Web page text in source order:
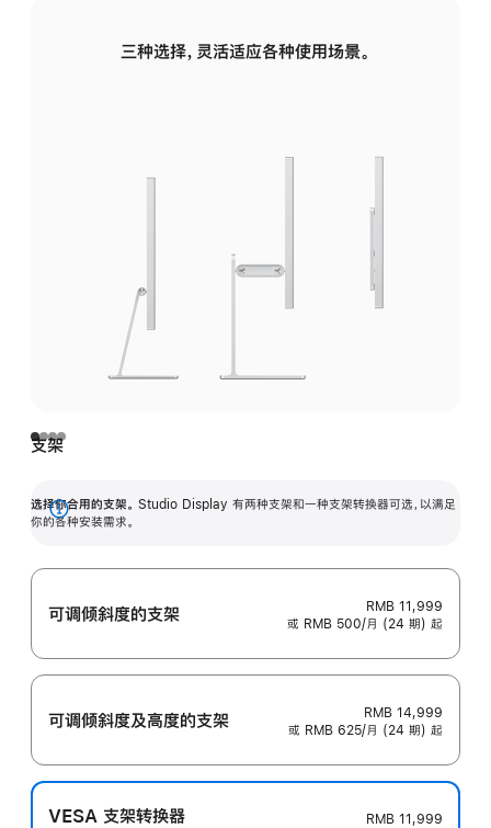
三种选择，灵活适应各种使用场景。
支架
选择你合用的支架。 Studio Display 有两种支架和一种支架转换器可选，以满足
你的各种安装需求。
展
可调倾斜度的支架
RMB 11,999
或 RMB 500/月 (24 期) 起
可调倾斜度及高‍度的支‍架
RMB 14,999
或 RMB 625/月 (24 期) 起
VESA 支架转换器
RMB 11,999